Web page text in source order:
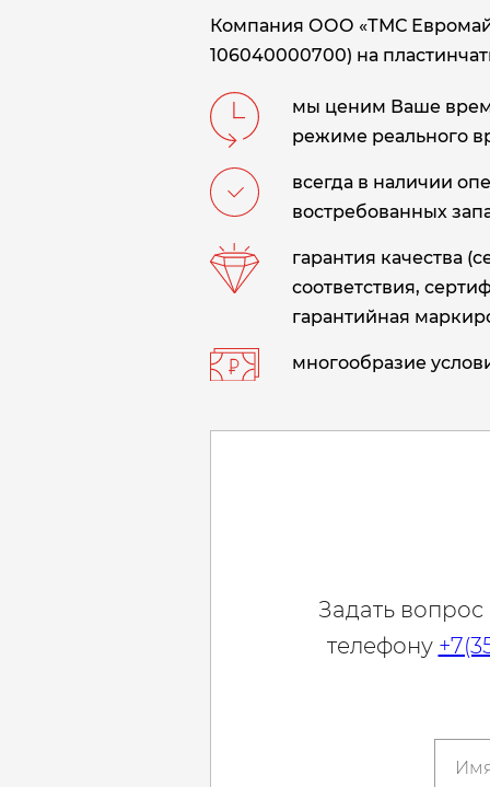
Компания ООО «ТМС
106040000700) на
мы ценим Ваше
режиме реального
всегда в наличии
востребованных
гарантия качества
соответствия,
гарантийная
многообразие
Задать
телефону